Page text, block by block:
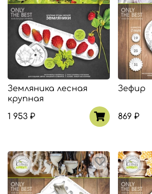
Земляника лесная
крупная
1 953 ₽
Зефир
869 ₽